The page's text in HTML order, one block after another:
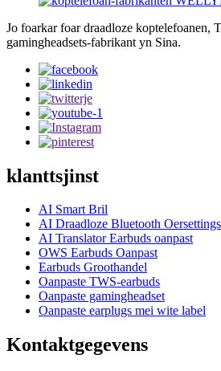
Jo foarkar foar draadloze koptelefoanen,
gamingheadsets-fabrikant yn Sina.
klanttsjinst
AI Smart Bril
AI Draadloze Bluetooth
AI Translator Earbuds oanpast
OWS Earbuds Oanpast
Earbuds Groothandel
Oanpaste TWS-earbuds
Oanpaste gamingheadset
Oanpaste earplugs mei wite label
Kontaktgegevens